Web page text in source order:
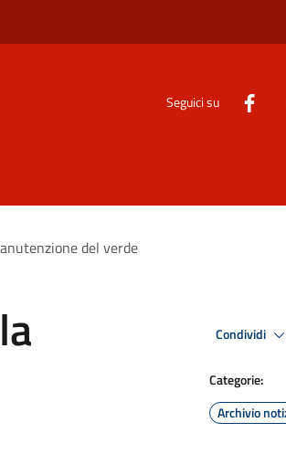
Seguici su
del verde
Condividi
Categorie:
Archivio